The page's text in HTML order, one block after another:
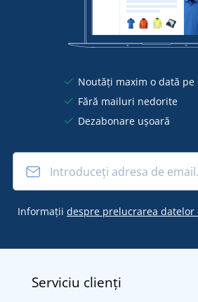
Noutăți maxim o dată pe
Fără mailuri nedorite
Dezabonare ușoară
Informații despre prelucrarea datelor
Serviciu clienți